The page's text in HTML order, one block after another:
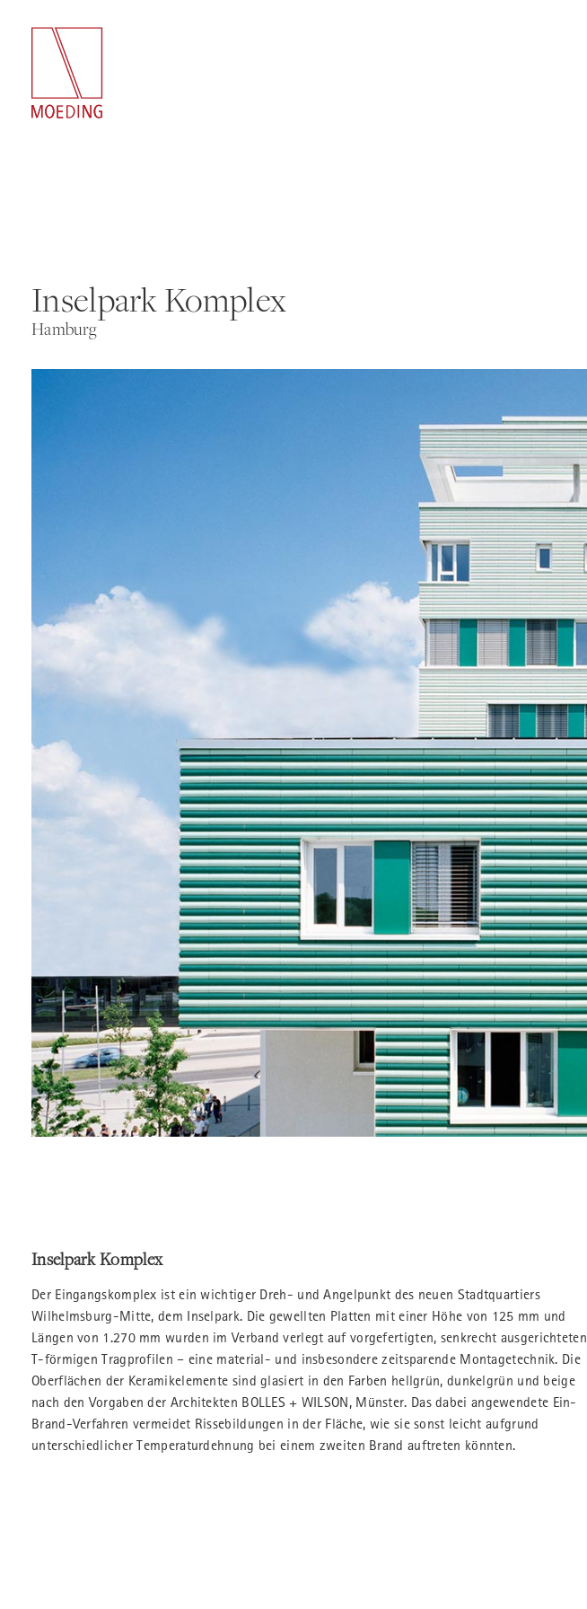
Inselpark Komplex
Hamburg
Inselpark Komplex
Der Eingangskomplex ist ein wichtiger Dreh- und Angelpunkt des neuen Stadtquartiers
Wilhelmsburg-Mitte, dem Inselpark. Die gewellten Platten mit einer Höhe von 125 mm und
Längen von 1.270 mm wurden im Verband verlegt auf vorgefertigten, senkrecht ausgerichteten
T-förmigen Tragprofilen – eine material- und insbesondere zeitsparende Montagetechnik. Die
Oberflächen der Keramikelemente sind glasiert in den Farben hellgrün, dunkelgrün und beige
nach den Vorgaben der Architekten BOLLES + WILSON, Münster. Das dabei angewendete Ein-
Brand-Verfahren vermeidet Rissebildungen in der Fläche, wie sie sonst leicht aufgrund
unterschiedlicher Temperaturdehnung bei einem zweiten Brand auftreten könnten.